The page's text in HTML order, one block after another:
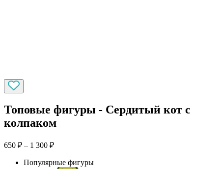
Топовые фигуры - Сердитый кот с
колпаком
650 ₽ – 1 300 ₽
Популярные фигуры